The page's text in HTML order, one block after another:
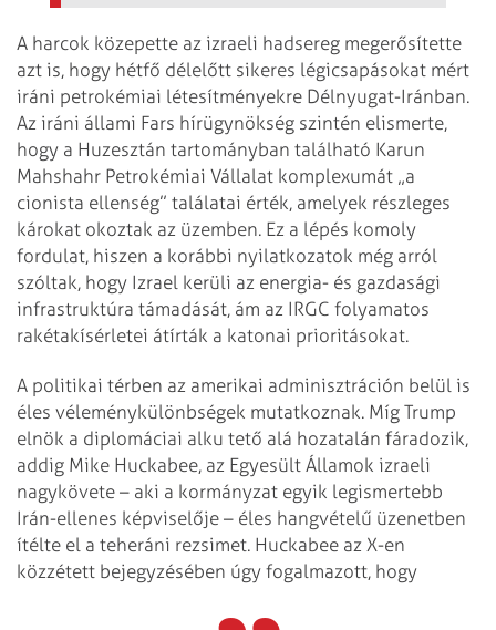
A harcok közepette az izraeli hadsereg megerősítette
azt is, hogy hétfő délelőtt sikeres légicsapásokat mért
iráni petrokémiai létesítményekre Délnyugat-Iránban.
Az iráni állami Fars hírügynökség szintén elismerte,
hogy a Huzesztán tartományban található Karun
Mahshahr Petrokémiai Vállalat komplexumát „a
cionista ellenség” találatai érték, amelyek részleges
károkat okoztak az üzemben. Ez a lépés komoly
fordulat, hiszen a korábbi nyilatkozatok még arról
szóltak, hogy Izrael kerüli az energia- és gazdasági
infrastruktúra támadását, ám az IRGC folyamatos
rakétakísérletei átírták a katonai prioritásokat.
A politikai térben az amerikai adminisztráción belül is
éles véleménykülönbségek mutatkoznak. Míg Trump
elnök a diplomáciai alku tető alá hozatalán fáradozik,
addig Mike Huckabee, az Egyesült Államok izraeli
nagykövete – aki a kormányzat egyik legismertebb
Irán-ellenes képviselője – éles hangvételű üzenetben
ítélte el a teheráni rezsimet. Huckabee az X-en
közzétett bejegyzésében úgy fogalmazott, hogy